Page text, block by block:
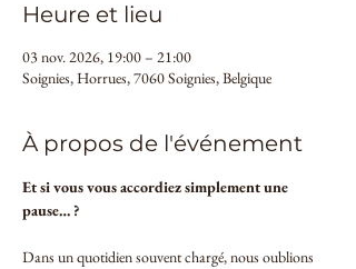
Heure et lieu
03 nov. 2026, 19:00 – 21:00
Soignies, Horrues, 7060 Soignies, Belgique
À propos de l'événement
Et si vous vous accordiez simplement une
pause… ?
Dans un quotidien souvent chargé, nous oublions